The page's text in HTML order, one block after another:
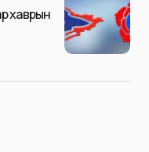
хаврын